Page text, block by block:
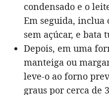
condensado e o
Em seguida, inclua
sem açúcar, e bata
Depois, em uma
manteiga ou
leve-o ao forno
graus por cerca de